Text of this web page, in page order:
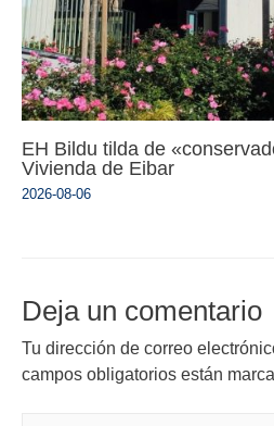
EH Bildu tilda de
Vivienda de Eibar
2026-08-06
Deja un comentario
Tu dirección de correo
campos obligatorios están